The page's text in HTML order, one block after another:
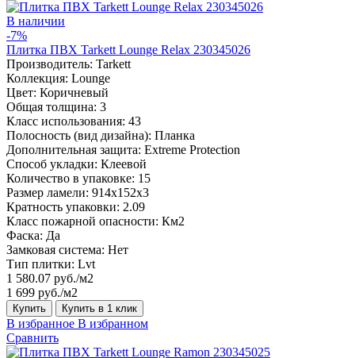
В наличии
-7%
Плитка ПВХ Tarkett Lounge Relax 230345026
Производитель: Tarkett
Коллекция: Lounge
Цвет: Коричневый
Общая толщина: 3
Класс использования: 43
Полосность (вид дизайна): Планка
Дополнительная защита: Extreme Protection
Способ укладки: Клеевой
Количество в упаковке: 15
Размер ламели: 914x152x3
Кратность упаковки: 2.09
Класс пожарной опасности: Км2
Фаска: Да
Замковая система: Нет
Тип плитки: Lvt
1 580.07 руб./м2
1 699 руб./м2
Купить Купить в 1 клик
В избранное В избранном
Сравнить